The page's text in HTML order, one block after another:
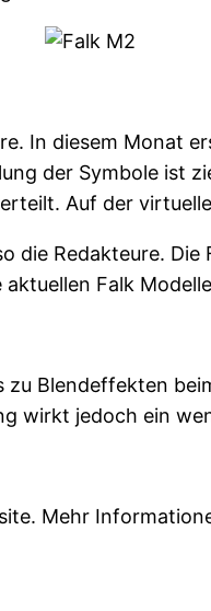
In diesem Monat
der Symbole ist
Auf der
die Redakteure.
Falk
Blendeffekten
wirkt jedoch ein
Mehr